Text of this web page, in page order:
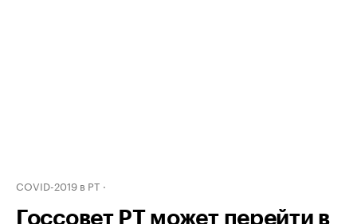
COVID-2019 в РТ
Госсовет РТ может перейти в